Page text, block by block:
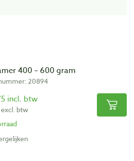
400 – 600 gram
20894
incl. btw
excl. btw